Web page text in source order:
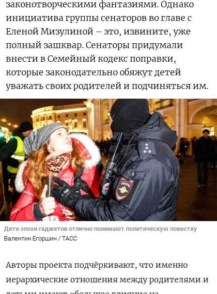
законотворческими фантазиями. Однако
инициатива группы сенаторов во главе с
Еленой Мизулиной – это, извините, уже
полный зашквар. Сенаторы придумали
внести в Семейный кодекс поправки,
которые законодательно обяжут детей
уважать своих родителей и подчиняться им.
Дети эпохи гаджетов отлично понимают политическую повестку
Валентин Егоршин / ТАСС
Авторы проекта подчёркивают, что именно
иерархические отношения между родителями и